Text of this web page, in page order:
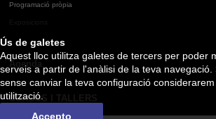
Ús de galetes
Aquest lloc utilitza galetes de tercers per poder
serveis a partir de l'anàlisi de la teva
sense canviar la teva configuració
utilització.
Accepto
Programació pròpia
Agenda
CURSOS I TALLERS